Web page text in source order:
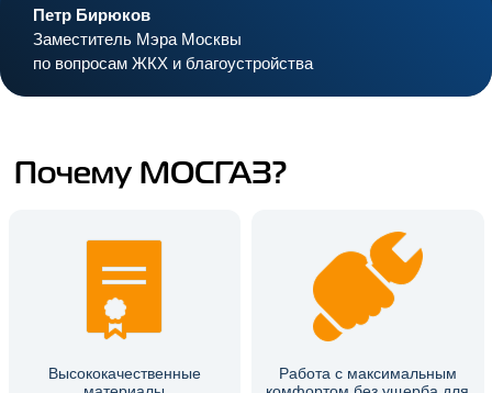
Петр Бирюков
Заместитель Мэра Москвы
по вопросам ЖКХ и благоустройства
Почему МОСГАЗ?
Высококачественные
Работа с максимальным